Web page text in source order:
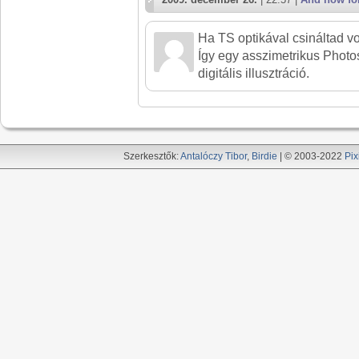
completely different
Ha TS optikával csináltad
Így egy asszimetrikus
digitális illusztráció.
Szerkesztők:Antalóczy Tibor, Birdie | © 2003-2022